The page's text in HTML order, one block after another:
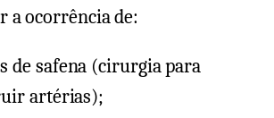
a ocorrência de:
de safena (cirurgia para
artérias);